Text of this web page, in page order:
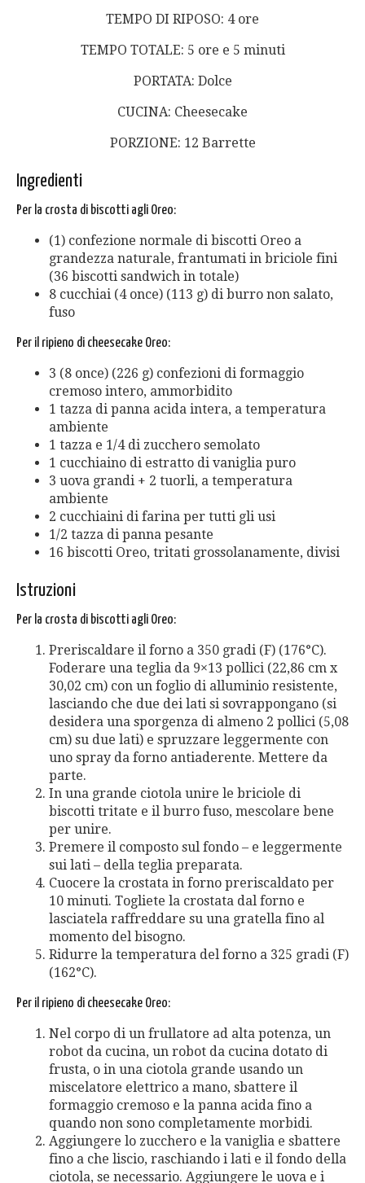
TEMPO DI RIPOSO: 4 ore
TEMPO TOTALE: 5 ore e 5 minuti
PORTATA: Dolce
CUCINA: Cheesecake
PORZIONE: 12 Barrette
Ingredienti
Per la crosta di biscotti agli Oreo:
(1) confezione normale di biscotti Oreo a
grandezza naturale, frantumati in briciole fini
(36 biscotti sandwich in totale)
8 cucchiai (4 once) (113 g) di burro non salato,
fuso
Per il ripieno di cheesecake Oreo:
3 (8 once) (226 g) confezioni di formaggio
cremoso intero, ammorbidito
1 tazza di panna acida intera, a temperatura
ambiente
1 tazza e 1/4 di zucchero semolato
1 cucchiaino di estratto di vaniglia puro
3 uova grandi + 2 tuorli, a temperatura
ambiente
2 cucchiaini di farina per tutti gli usi
1/2 tazza di panna pesante
16 biscotti Oreo, tritati grossolanamente, divisi
Istruzioni
Per la crosta di biscotti agli Oreo:
Preriscaldare il forno a 350 gradi (F) (176°C).
Foderare una teglia da 9×13 pollici (22,86 cm x
30,02 cm) con un foglio di alluminio resistente,
lasciando che due dei lati si sovrappongano (si
desidera una sporgenza di almeno 2 pollici (5,08
cm) su due lati) e spruzzare leggermente con
uno spray da forno antiaderente. Mettere da
parte.
In una grande ciotola unire le briciole di
biscotti tritate e il burro fuso, mescolare bene
per unire.
Premere il composto sul fondo – e leggermente
sui lati – della teglia preparata.
Cuocere la crostata in forno preriscaldato per
10 minuti. Togliete la crostata dal forno e
lasciatela raffreddare su una gratella fino al
momento del bisogno.
Ridurre la temperatura del forno a 325 gradi (F)
(162°C).
Per il ripieno di cheesecake Oreo:
Nel corpo di un frullatore ad alta potenza, un
robot da cucina, un robot da cucina dotato di
frusta, o in una ciotola grande usando un
miscelatore elettrico a mano, sbattere il
formaggio cremoso e la panna acida fino a
quando non sono completamente morbidi.
Aggiungere lo zucchero e la vaniglia e sbattere
fino a che liscio, raschiando i lati e il fondo della
ciotola, se necessario. Aggiungere le uova e i